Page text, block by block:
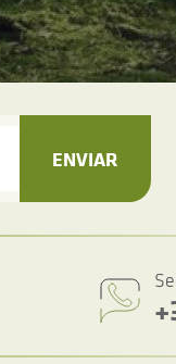
ENVIAR